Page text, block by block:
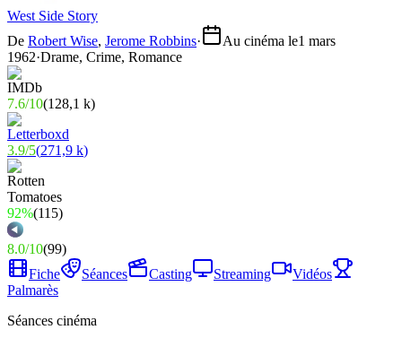
West Side Story
De Robert Wise, Jerome Robbins· Au cinéma le1 mars
1962·Drame, Crime, Romance
7.6/10(128,1 k)
3.9/5(271,9 k)
92%(115)
8.0/10(99)
Fiche
Séances Casting Streaming
Vidéos
Palmarès
Séances cinéma